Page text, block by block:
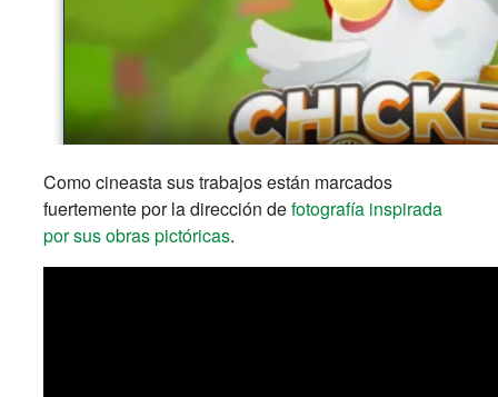
Como cineasta sus trabajos están marcados
fuertemente por la dirección defotografía inspirada
por sus obras pictóricas.